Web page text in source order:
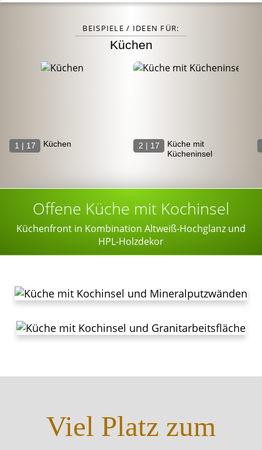
BEISPIELE / IDEEN FÜR:
Küchen
1 | 17 Küchen 2 | 17
Küche mit
Kücheninsel
Offene Küche mit Kochinsel
Küchenfront in Kombination Altweiß-Hochglanz und
HPL-Holzdekor
Viel Platz zum